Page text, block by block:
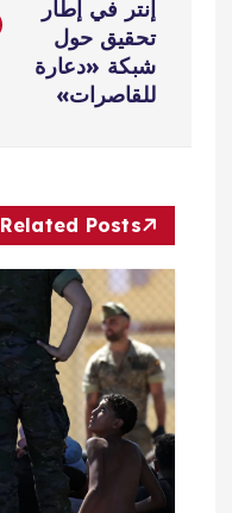
م
ق
إنتر في إطار
تحقيق حول
شبكة «دعارة
للقاصرات»
Related Posts